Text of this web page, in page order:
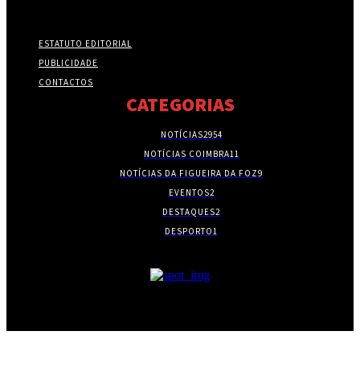
ESTATUTO EDITORIAL
PUBLICIDADE
CONTACTOS
CATEGORIAS
NOTÍCIAS2954
NOTÍCIAS COIMBRA11
NOTÍCIAS DA FIGUEIRA DA FOZ9
EVENTOS2
DESTAQUES2
DESPORTO1